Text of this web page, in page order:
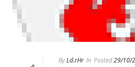
ByLd.rHr In Posted29/10/